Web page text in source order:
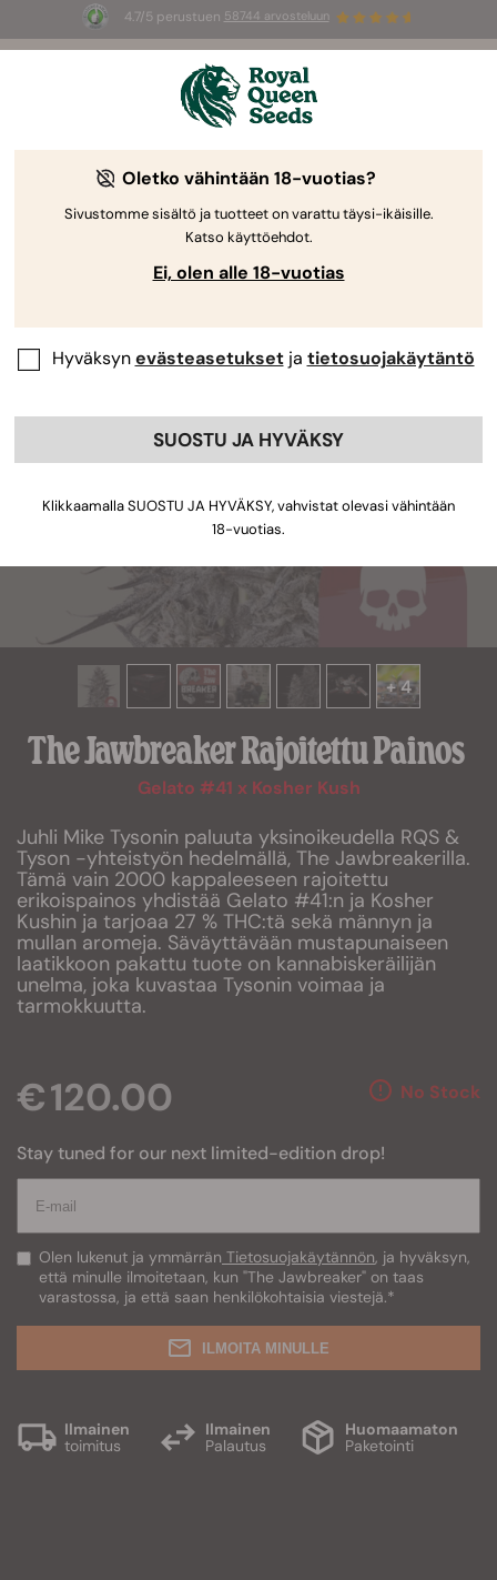
4.7/5 perustuen 58744 arvosteluun
3 White Widow Auto mag
+ 4
The Jawbreaker Rajoitettu Painos
Gelato #41 x Kosher Kush
Juhli Mike Tysonin paluuta yksinoikeudella RQS &
Tyson -yhteistyön hedelmällä, The Jawbreakerilla.
Tämä vain 2000 kappaleeseen rajoitettu
erikoispainos yhdistää Gelato #41:n ja Kosher
Kushin ja tarjoaa 27 % THC:tä sekä männyn ja
mullan aromeja. Säväyttävään mustapunaiseen
laatikkoon pakattu tuote on kannabiskeräilijän
unelma, joka kuvastaa Tysonin voimaa ja
tarmokkuutta.
€ 120.00 No Stock
Stay tuned for our next limited-edition drop!
Olen lukenut ja ymmärrän Tietosuojakäytännön, ja hyväksyn,
että minulle ilmoitetaan, kun "The Jawbreaker" on taas
varastossa, ja että saan henkilökohtaisia viestejä.*
ILMOITA MINULLE
Ilmainen
toimitus
Ilmainen
Palautus
Huomaamaton
Paketointi
Oletko vähintään 18-vuotias?
Sivustomme sisältö ja tuotteet on varattu täysi-ikäisille.
Katso käyttöehdot.
Ei, olen alle 18-vuotias
Hyväksynevästeasetuksetja tietosuojakäytäntö
SUOSTU JA HYVÄKSY
Klikkaamalla SUOSTU JA HYVÄKSY, vahvistat olevasi vähintään
18-vuotias.